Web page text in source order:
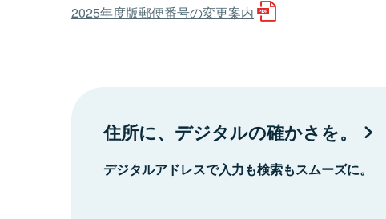
2025年度版郵便番号の変更案内
住所に、デジタルの確かさを。
デジタルアドレスで入力も検索もスムーズに。